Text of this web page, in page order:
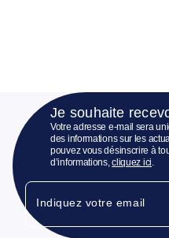
Je souhaite
Votre adresse e-mail sera
des informations sur les
pouvez vous désinscrire à
d’informations,cliquez ici.
Indiquez votre email